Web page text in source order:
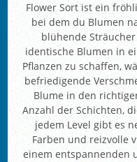
Flower Sort ist ein
bei dem du Blumen
blühende
identische Blumen in
Pflanzen zu schaffen,
befriedigende
Blume in den
Anzahl der Schichten,
jedem Level gibt es
Farben und reizvolle
einem entspannenden